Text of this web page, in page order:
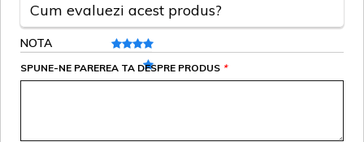
Cum evaluezi acest produs?
NOTA
*
SPUNE-NE PAREREA TA DESPRE PRODUS